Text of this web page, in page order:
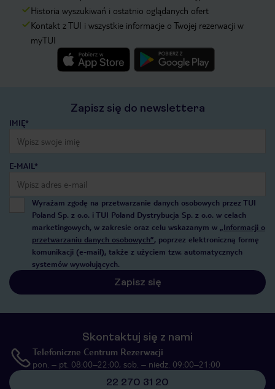
Historia wyszukiwań i ostatnio oglądanych ofert
Kontakt z TUI i wszystkie informacje o Twojej rezerwacji w
myTUI
Zapisz się do newslettera
IMIĘ*
E-MAIL*
Wyrażam zgodę na przetwarzanie danych osobowych przez TUI
Poland Sp. z o.o. i TUI Poland Dystrybucja Sp. z o.o. w celach
marketingowych, w zakresie oraz celu wskazanym w „Informacji o
przetwarzaniu danych osobowych”, poprzez elektroniczną formę
komunikacji (e-mail), także z użyciem tzw. automatycznych
systemów wywołujących.
Zapisz się
Skontaktuj się z nami
Telefoniczne Centrum Rezerwacji
pon. – pt. 08:00–22:00, sob. – niedz. 09:00–21:00
22 270 31 20